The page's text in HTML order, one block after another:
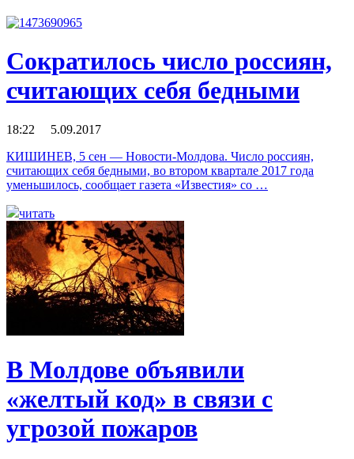
Сократилось число россиян,
считающих себя бедными
18:22 5.09.2017
КИШИНЕВ, 5 сен — Новости-Молдова. Число россиян,
считающих себя бедными, во втором квартале 2017 года
уменьшилось, сообщает газета «Известия» со …
читать
В Молдове объявили
«желтый код» в связи с
угрозой пожаров